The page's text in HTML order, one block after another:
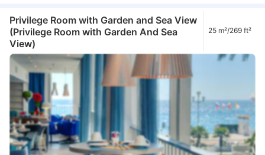
Privilege Room with Garden and Sea View
(Privilege Room with Garden And Sea
View)
25 m²/269 ft²